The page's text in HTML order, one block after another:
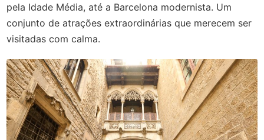
pela Idade Média, até a Barcelona modernista. Um
conjunto de atrações extraordinárias que merecem ser
visitadas com calma.